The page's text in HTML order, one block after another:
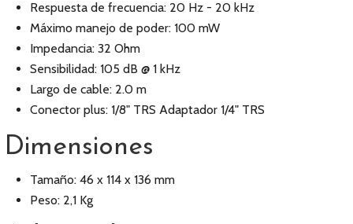
Respuesta de frecuencia: 20 Hz - 20 kHz
Máximo manejo de poder: 100 mW
Impedancia: 32 Ohm
Sensibilidad: 105 dB @ 1 kHz
Largo de cable: 2.0 m
Conector plus: 1/8" TRS Adaptador 1/4" TRS
Dimensiones
Tamaño: 46 x 114 x 136 mm
Peso: 2,1 Kg